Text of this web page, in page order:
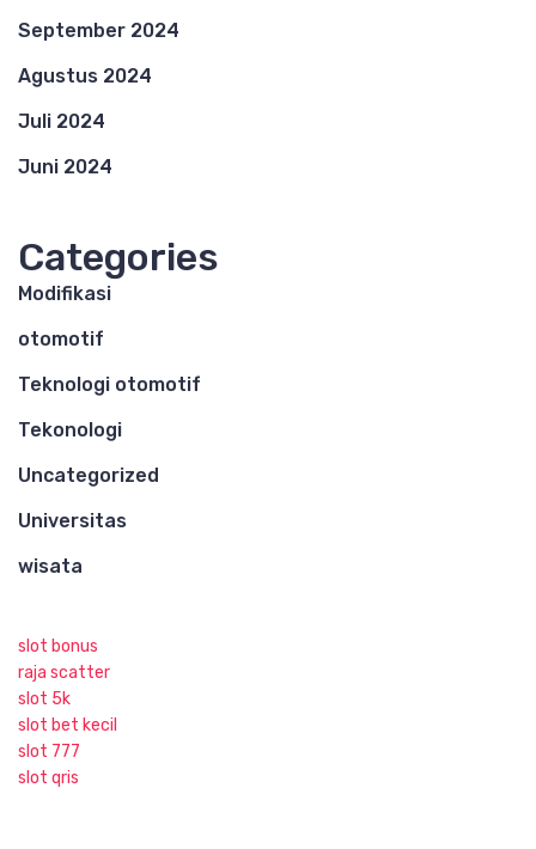
September 2024
Agustus 2024
Juli 2024
Juni 2024
Categories
Modifikasi
otomotif
Teknologi otomotif
Tekonologi
Uncategorized
Universitas
wisata
slot bonus
raja scatter
slot 5k
slot bet kecil
slot 777
slot qris